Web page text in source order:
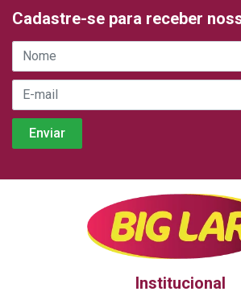
Cadastre-se para receber
Institucional